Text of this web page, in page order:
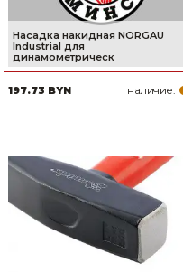
Насадка накидная NORGAU
Industrial для
динамометрическ
197.73 BYN наличие: